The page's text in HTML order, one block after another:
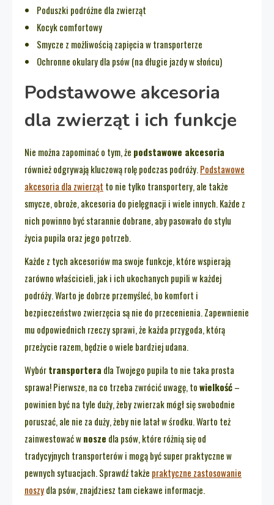
Poduszki podróżne dla zwierząt
Kocyk comfortowy
Smycze z możliwością zapięcia w transporterze
Ochronne okulary dla psów (na długie jazdy w słońcu)
Podstawowe akcesoria
dla zwierząt i ich funkcje
Nie można zapominać o tym, że podstawowe akcesoria
również odgrywają kluczową rolę podczas podróży.Podstawowe
akcesoria dla zwierząt to nie tylko transportery, ale także
smycze, obroże, akcesoria do pielęgnacji i wiele innych. Każde z
nich powinno być starannie dobrane, aby pasowało do stylu
życia pupila oraz jego potrzeb.
Każde z tych akcesoriów ma swoje funkcje, które wspierają
zarówno właścicieli, jak i ich ukochanych pupili w każdej
podróży. Warto je dobrze przemyśleć, bo komfort i
bezpieczeństwo zwierzęcia są nie do przecenienia. Zapewnienie
mu odpowiednich rzeczy sprawi, że każda przygoda, którą
przeżycie razem, będzie o wiele bardziej udana.
Wybórtransportera dla Twojego pupila to nie taka prosta
sprawa! Pierwsze, na co trzeba zwrócić uwagę, towielkość–
powinien być na tyle duży, żeby zwierzak mógł się swobodnie
poruszać, ale nie za duży, żeby nie latał w środku. Warto też
zainwestować wnosze dla psów, które różnią się od
tradycyjnych transporterów i mogą być super praktyczne w
pewnych sytuacjach. Sprawdź także praktyczne zastosowanie
noszydla psów, znajdziesz tam ciekawe informacje.